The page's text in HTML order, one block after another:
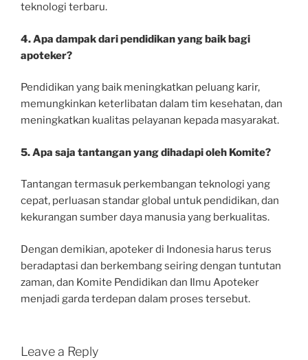
teknologi terbaru.
4. Apa dampak dari pendidikan yang baik bagi
apoteker?
Pendidikan yang baik meningkatkan peluang karir,
memungkinkan keterlibatan dalam tim kesehatan, dan
meningkatkan kualitas pelayanan kepada masyarakat.
5. Apa saja tantangan yang dihadapi oleh Komite?
Tantangan termasuk perkembangan teknologi yang
cepat, perluasan standar global untuk pendidikan, dan
kekurangan sumber daya manusia yang berkualitas.
Dengan demikian, apoteker di Indonesia harus terus
beradaptasi dan berkembang seiring dengan tuntutan
zaman, dan Komite Pendidikan dan Ilmu Apoteker
menjadi garda terdepan dalam proses tersebut.
Leave a Reply